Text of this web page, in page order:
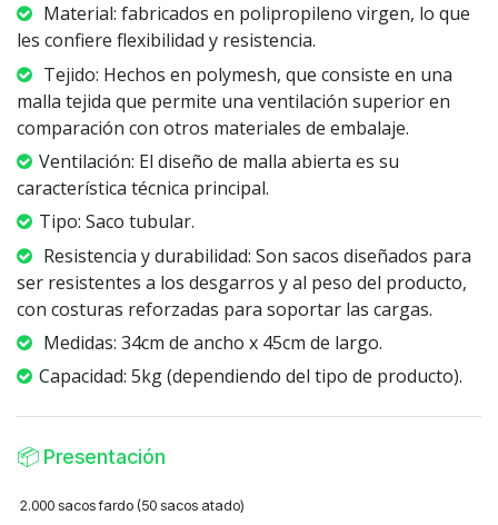
Material: fabricados en polipropileno virgen, lo que
les confiere flexibilidad y resistencia.
Tejido: Hechos en polymesh, que consiste en una
malla tejida que permite una ventilación superior en
comparación con otros materiales de embalaje.
Ventilación: El diseño de malla abierta es su
característica técnica principal.
Tipo: Saco tubular.
Resistencia y durabilidad: Son sacos diseñados para
ser resistentes a los desgarros y al peso del producto,
con costuras reforzadas para soportar las cargas.
Medidas: 34cm de ancho x 45cm de largo.
Capacidad: 5kg (dependiendo del tipo de producto).
📦 Presentación
2.000 sacos fardo (50 sacos atado)